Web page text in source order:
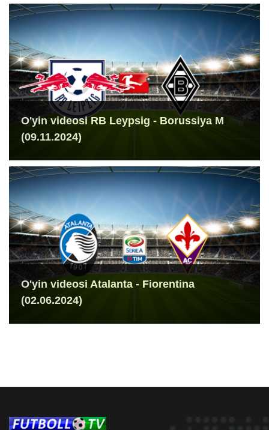
O'yin videosi RB Leypsig - Borussiya M
(09.11.2024)
O'yin videosi Atalanta - Fiorentina
(02.06.2024)